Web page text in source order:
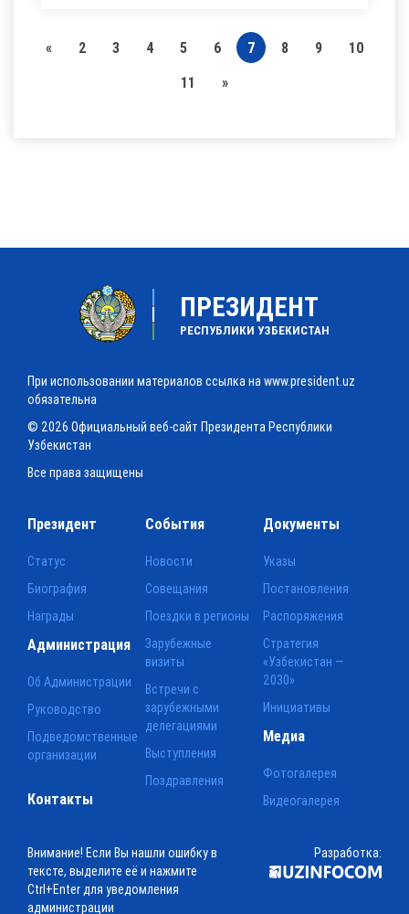
« 2 3 4 5 6 7 8 9
10
11
»
ПРЕЗИДЕНТ
РЕСПУБЛИКИ УЗБЕКИСТАН
При использовании материалов ссылка на www.president.uz
обязательна
© 2026 Официальный веб-сайт Президента Республики
Узбекистан
Все права защищены
Президент
Статус
Биография
Награды
События
Новости
Совещания
Поездки в регионы
Зарубежные
визиты
Встречи с
зарубежными
делегациями
Выступления
Поздравления
Документы
Указы
Постановления
Распоряжения
Стратегия
«Узбекистан —
2030»
Инициативы
Администрация
Об Администрации
Руководство
Подведомственные
организации
Медиа
Фотогалерея
Видеогалерея
Контакты
Внимание! Если Вы нашли ошибку в
тексте, выделите её и нажмите
Ctrl+Enter для уведомления
администрации
Разработка: